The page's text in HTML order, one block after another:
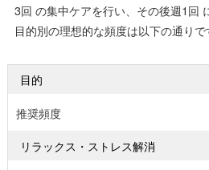
3回 の集中ケアを行い、その後週1回
目的別の理想的な頻度は以下の通りで
目的
推奨頻度
リラックス・ストレス解消